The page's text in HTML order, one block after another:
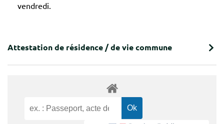
vendredi.
Attestation de résidence / de vie commune